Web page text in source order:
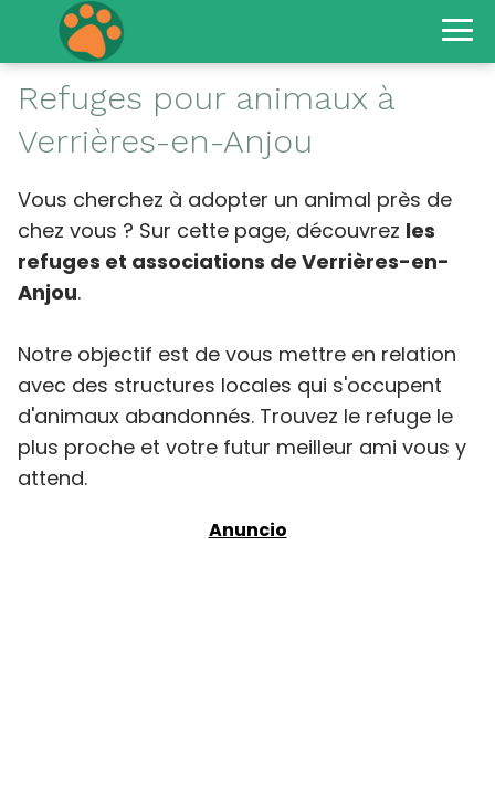
Refuges pour animaux à
Verrières-en-Anjou
Vous cherchez à adopter un animal près de
chez vous ? Sur cette page, découvrez les
refuges et associations de Verrières-en-
Anjou.
Notre objectif est de vous mettre en relation
avec des structures locales qui s'occupent
d'animaux abandonnés. Trouvez le refuge le
plus proche et votre futur meilleur ami vous y
attend.